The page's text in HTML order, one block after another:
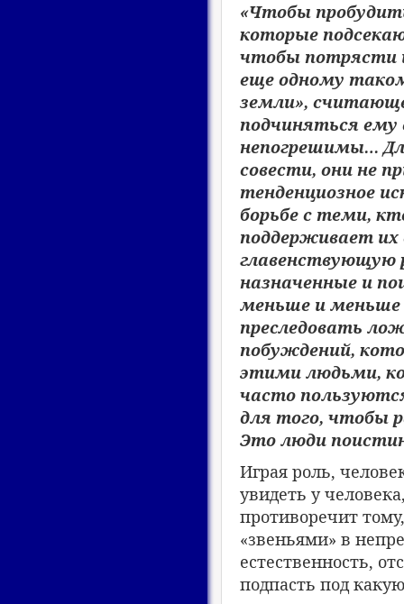
«Чтобы
которые
чтобы потрясти
еще одному
земли»,
подчиняться ему
непогрешимы…
совести, они не
тенденциозное
борьбе с теми,
поддерживает их
главенствующую
назначенные и
меньше и меньше
преследовать
побуждений,
этими людьми,
часто
для того, чтобы
Это люди
Играя роль,
увидеть у
противоречит
«звеньями» в
естественность,
подпасть под